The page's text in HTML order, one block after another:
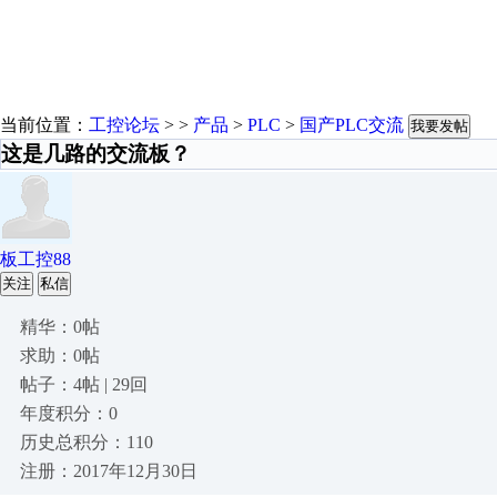
当前位置： 工控论坛 > > 产品 > PLC > 国产PLC交流 我要发帖
这是几路的交流板？
板工控88
关注 私信
精华：0帖
求助：0帖
帖子：4帖 | 29回
年度积分：0
历史总积分：110
注册：2017年12月30日